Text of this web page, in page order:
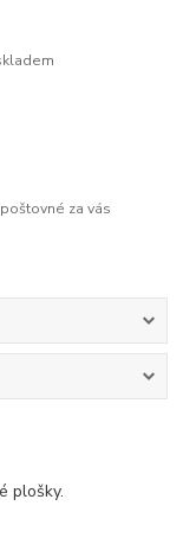
za vás
plošky.